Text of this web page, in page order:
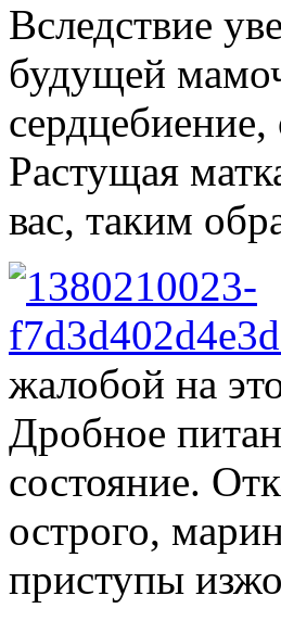
Вследствие
будущей
Растущая
вас, таким
жалобой на
Дробное
состояние.
острого,
приступы